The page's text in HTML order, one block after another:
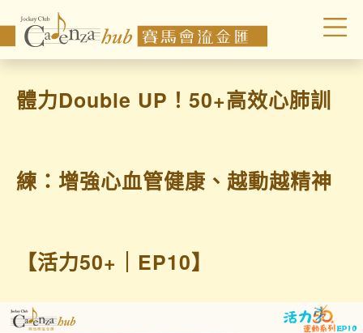
體力Double UP！50+高效心肺訓
練：增強心血管健康、越動越精神
【活力50+｜EP10】